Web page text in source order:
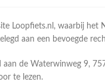
Loopfiets.nl, waarbij
aan een bevoegde
de Waterwinweg 9,
te lezen.